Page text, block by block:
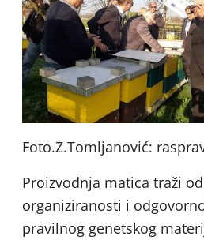
Foto.Z.Tomljanović:
Proizvodnja matica traži
organiziranosti i
pravilnog genetskog